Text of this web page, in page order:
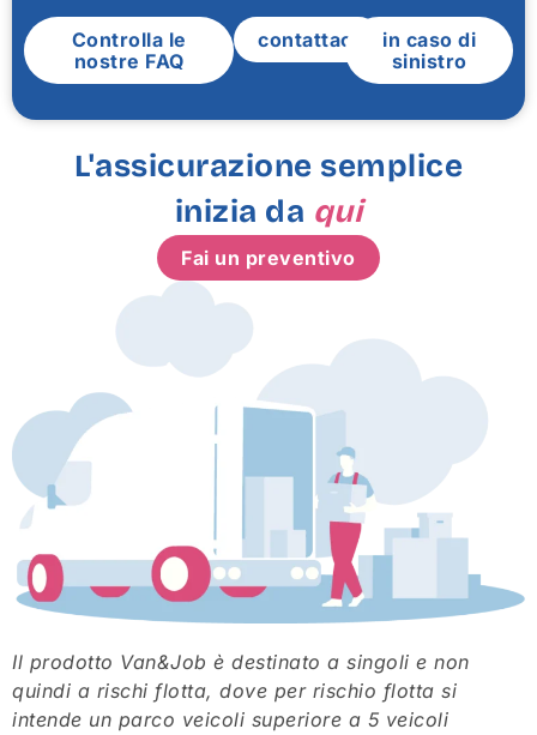
Controlla le
nostre FAQ
contattaci
in caso di
sinistro
L'assicurazione semplice
inizia da qui
Fai un preventivo
Il prodotto Van&Job è destinato a singoli e non
quindi a rischi flotta, dove per rischio flotta si
intende un parco veicoli superiore a 5 veicoli